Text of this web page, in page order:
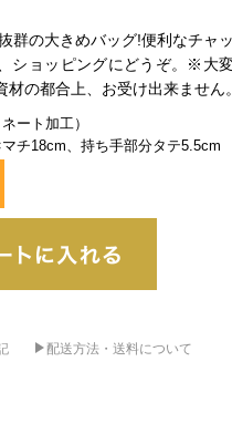
群の大きめバッグ!便利なチャ
ショッピングにどうぞ。※大
の都合上、お受け出来ません
ート加工）
チ18cm、持ち手部分タテ5.5cm
配送方法・送料について